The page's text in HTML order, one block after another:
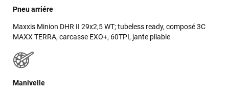
Pneu arriére
Maxxis Minion DHR II 29x2,5 WT; tubeless ready, composé 3C
MAXX TERRA, carcasse EXO+, 60TPI, jante pliable
Manivelle